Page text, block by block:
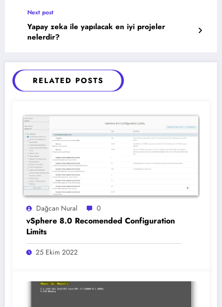
Next post
Yapay zeka ile yapılacak en iyi projeler
nelerdir?
RELATED POSTS
Dağcan Nural 0
vSphere 8.0 Recomended Configuration
Limits
25 Ekim 2022